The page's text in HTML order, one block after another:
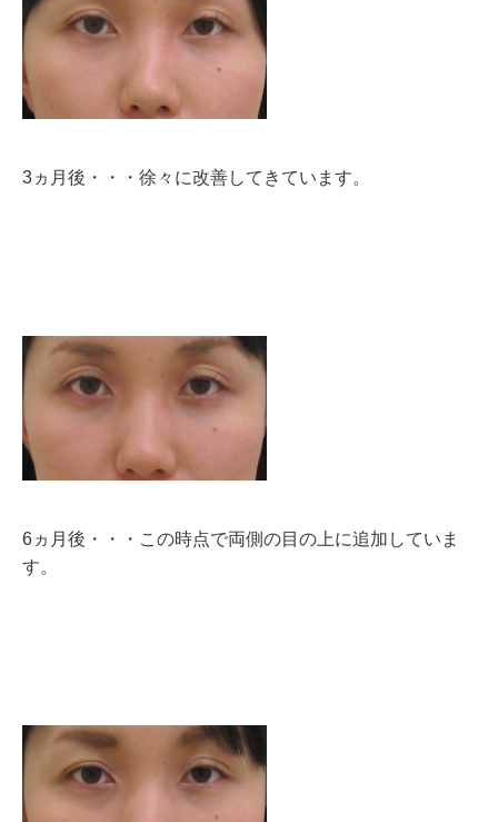
3ヵ月後・・・徐々に改善してきています。
6ヵ月後・・・この時点で両側の目の上に追加していま
す。